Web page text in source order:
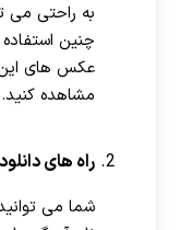
به راحتی می
چنین
عکس های این
مشاهده کنید.
راه های
شما می